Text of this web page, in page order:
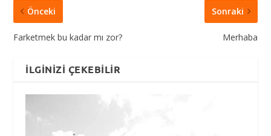
Önceki
Farketmek bu kadar mı zor?
Sonraki
Merhaba
İLGINIZI ÇEKEBILIR